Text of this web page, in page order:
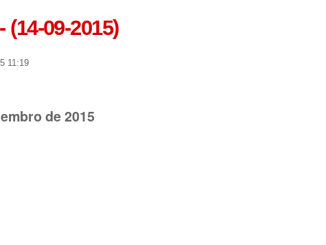
09-2015)
11:19
de 2015